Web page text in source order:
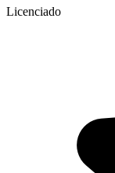
Licenciado